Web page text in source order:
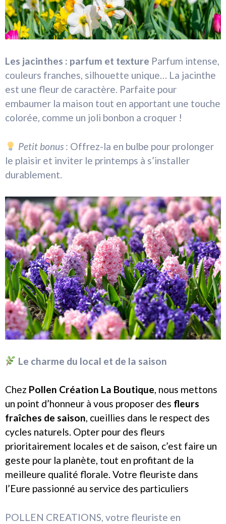
Les jacinthes : parfum et texture Parfum intense,
couleurs franches, silhouette unique… La jacinthe
est une fleur de caractère. Parfaite pour
embaumer la maison tout en apportant une touche
colorée, comme un joli bonbon a croquer !
Petit bonus: Offrez-la en bulbe pour prolonger
le plaisir et inviter le printemps à s’installer
durablement.
Le charme du local et de la saison
Chez Pollen Création La Boutique, nous mettons
un point d’honneur à vous proposer des fleurs
fraîches de saison, cueillies dans le respect des
cycles naturels. Opter pour des fleurs
prioritairement locales et de saison, c’est faire un
geste pour la planète, tout en profitant de la
meilleure qualité florale. Votre fleuriste dans
l’Eure passionné au service des particuliers
POLLEN CREATIONS, votre fleuriste en